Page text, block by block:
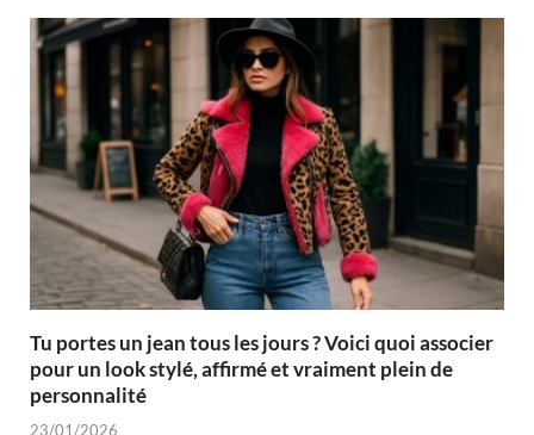
Tu portes un jean tous les jours ? Voici quoi associer
pour un look stylé, affirmé et vraiment plein de
personnalité
23/01/2026